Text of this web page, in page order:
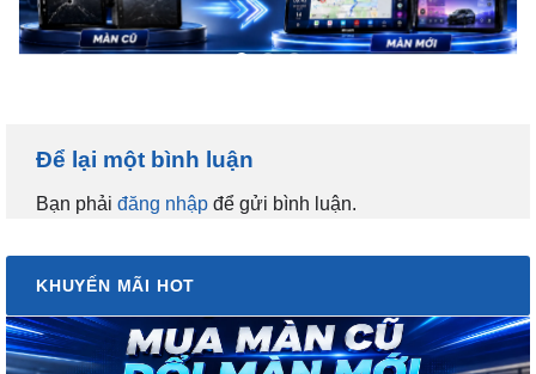
Để lại một bình luận
Bạn phải đăng nhập để gửi bình luận.
KHUYẾN MÃI HOT